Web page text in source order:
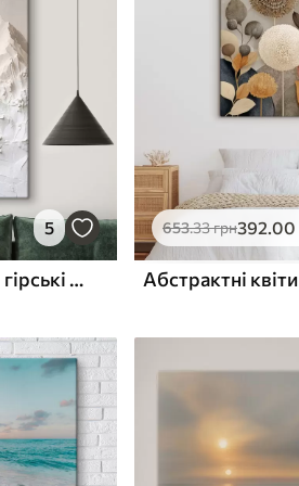
5
Текстуровані абстрактні гірські форми у світлих тонах
653.33грн392.00
Абстрактні квіти